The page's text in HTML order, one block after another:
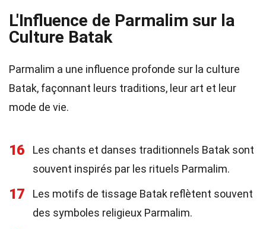
L'Influence de Parmalim sur la
Culture Batak
Parmalim a une influence profonde sur la culture
Batak, façonnant leurs traditions, leur art et leur
mode de vie.
16
Les chants et danses traditionnels Batak sont
souvent inspirés par les rituels Parmalim.
17
Les motifs de tissage Batak reflètent souvent
des symboles religieux Parmalim.